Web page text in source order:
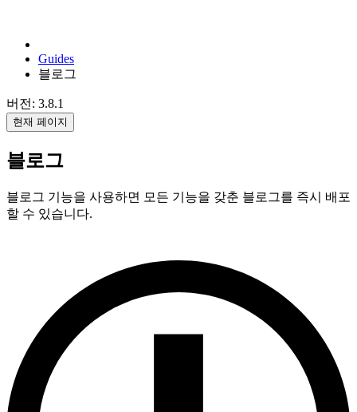
Guides
블로그
버전: 3.8.1
현재 페이지
블로그
블로그 기능을 사용하면 모든 기능을 갖춘 블로그를 즉시 배포
할 수 있습니다.